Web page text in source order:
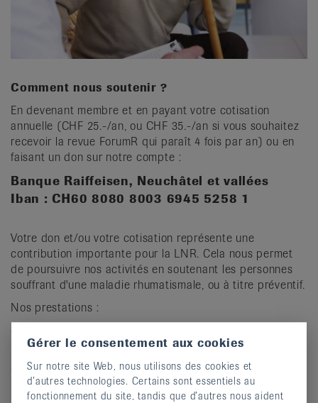
Comment nous soutenir ?
En devenant membre et en payant votre cotisation
annuelle (CHF 25.-/an, ou CHF 35.-/an si vous souhaitez
recevoir la revue ForumR qui paraît 4 fois par an) ou en
faisant un don sur notre compte :
Banque Raiffeisen, Neuchâtel et vallées
Iban : CH60 8080 8003 6945 5258 1
Votre don et/ou votre cotisation représente une
contribution importante pour la LNR. Cela nous permet
de poursuivre nos activités en soutenant les personnes
souffrant d'une maladie rhumatismale, ou à titre préventif.
Nos prestations :
- Cours de gymnastique à but thérapeutique dispensés
par des physiothérapeutes
- Conférences et présentations "tout public" gratuites
- Journées d'information destinées aux patients
Gérer le consentement aux cookies
Sur notre site Web, nous utilisons des cookies et
d’autres technologies. Certains sont essentiels au
fonctionnement du site, tandis que d’autres nous aident